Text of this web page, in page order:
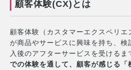
顧客体験(CX)とは
顧客体験（カスタマーエクスペリエ
が商品やサービスに興味を持ち、検
入後のアフターサービスを受けるま
での体験を通して、顧客が感じる「